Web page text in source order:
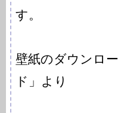
す。
壁紙のダウンロ
ド」より